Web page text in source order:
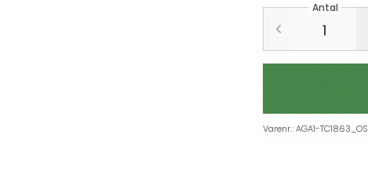
Antal
Varenr.:AGA1-TC1863_OS